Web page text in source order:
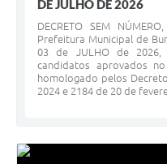
DE JULHO DE 2026
DECRETO SEM
Prefeitura Municipal de
03 de JULHO de
candidatos aprovados
homologado pelos
2024 e 2184 de 20 de